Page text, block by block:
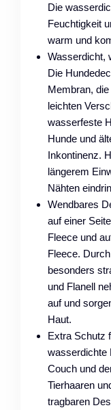
Die
Feuchtigkeit
warm und
Wasserdicht,
Die
Membran,
leichten
wasserfeste
Hunde und
Inkontinenz.
längerem
Nähten
Wendbares
auf einer
Fleece und
Fleece.
besonders
und Flanell
auf und
Haut.
Extra Schutz
wasserdichte
Couch und
Tierhaaren
tragbaren